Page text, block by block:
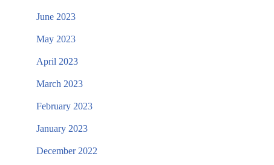
June 2023
May 2023
April 2023
March 2023
February 2023
January 2023
December 2022